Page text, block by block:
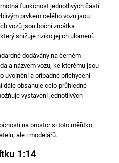
funkčnost jednotlivých částí
prvkem celého vozu jsou
vozů jsou boční zrcátka
snižuje riziko jejich ulomení.
dodávány na černém
a názvem vozu, ke kterému jsou
uvolnění a případné přichycení
dále obsahuje celo-průhledné
vystavení jednotlivých
na prostor si toto měřítko
ale i modelářů.
1:14